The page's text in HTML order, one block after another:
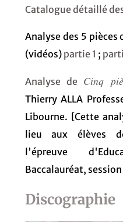
Catalogue détaillé
Analyse des 5 pièces
(vidéos) partie 1 ;
Analyse de Cinq
Thierry ALLA
Libourne. [Cette
lieu aux élèves
l'épreuve
Baccalauréat,
Discographie